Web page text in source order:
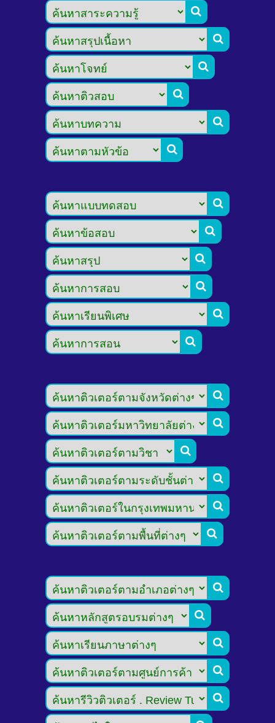






















